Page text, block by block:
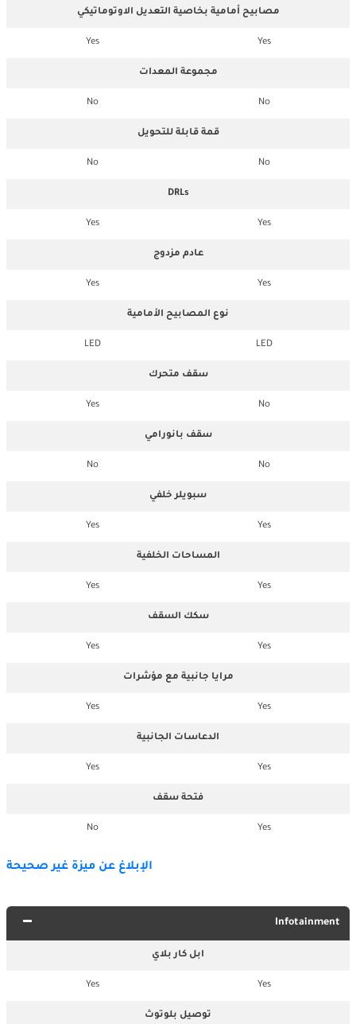
مصابيح أمامية بخاصية التعديل الاوتوماتيكي
Yes
Yes
مجموعة المعدات
No
No
قمة قابلة للتحويل
No
No
DRLs
Yes
Yes
عادم مزدوج
Yes
Yes
نوع المصابيح الأمامية
LED
LED
سقف متحرك
No
Yes
سقف بانورامي
No
No
سبويلر خلفي
Yes
Yes
المساحات الخلفية
Yes
Yes
سكك السقف
Yes
Yes
مرايا جانبية مع مؤشرات
Yes
Yes
الدعاسات الجانبية
Yes
Yes
فتحة سقف
Yes
No
الإبلاغ عن ميزة غير صحيحة
Infotainment
ابل كار بلاي
Yes
Yes
توصيل بلوتوث